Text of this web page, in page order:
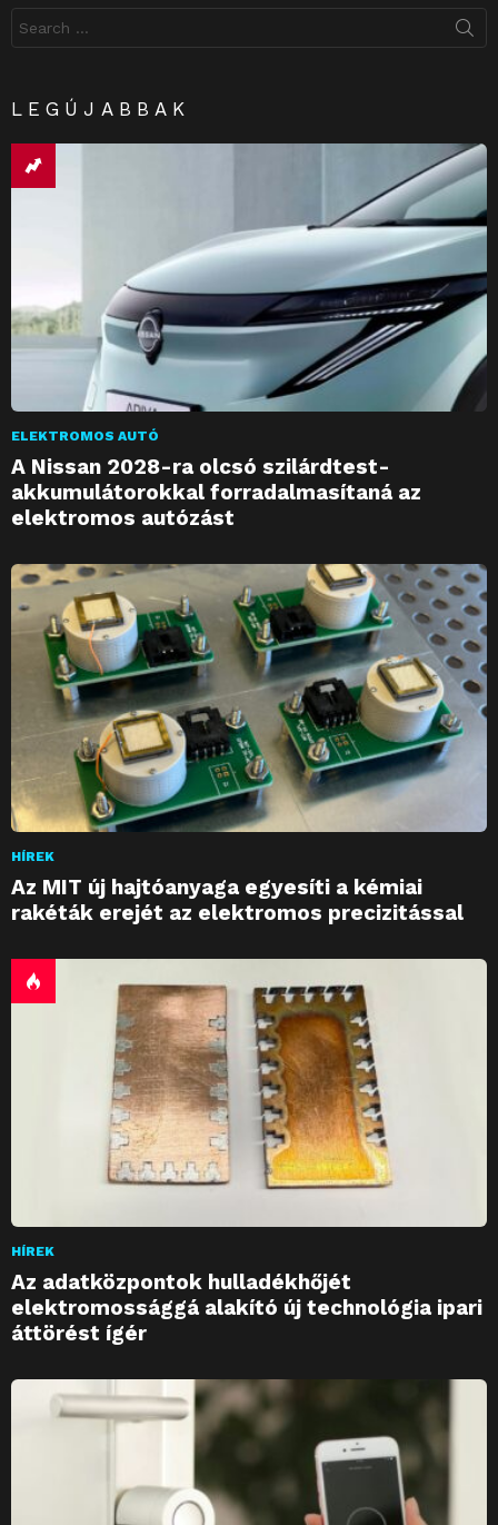
for:
LEGÚJABBAK
ELEKTROMOS AUTÓ
A Nissan 2028-ra olcsó szilárdtest-
akkumulátorokkal forradalmasítaná az
elektromos autózást
HÍREK
Az MIT új hajtóanyaga egyesíti a kémiai
rakéták erejét az elektromos precizitással
HÍREK
Az adatközpontok hulladékhőjét
elektromossággá alakító új technológia ipari
áttörést ígér